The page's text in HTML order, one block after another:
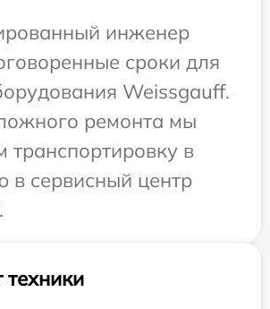
инженер
сроки для
Weissgauff.
ремонта мы
транспортировку в
в сервисный центр
техники